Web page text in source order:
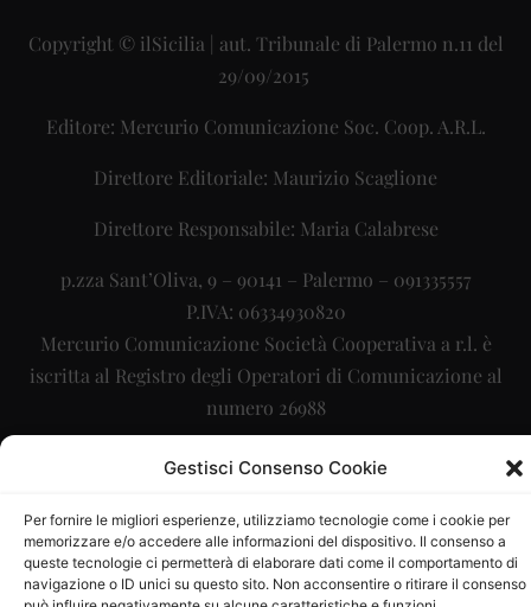
Gestisci Consenso Cookie
Per fornire le migliori esperienze, utilizziamo tecnologie come i cookie per
memorizzare e/o accedere alle informazioni del dispositivo. Il consenso a
queste tecnologie ci permetterà di elaborare dati come il comportamento di
navigazione o ID unici su questo sito. Non acconsentire o ritirare il consenso
Copyright © ilSicilia | aut. Tribunale di Palermo n.11 del
29/09/2015
Editore: Mercurio Comunicazione Soc. Coop. A.R.L.
Direttore Editoriale: Maurizio Scaglione
Direttore Responsabile: Maria Calabrese
p.zza Sant’Oliva, 9 – 90141 – Palermo – 091335557
P.IVA: 06334930820
Mercurio Comunicazione Società Cooperativa a r.l. è
iscritta al Registro degli Operatori di Comunicazione al
numero 26988
Sito gestito daLa Digitale srl– info@ladigitale.it